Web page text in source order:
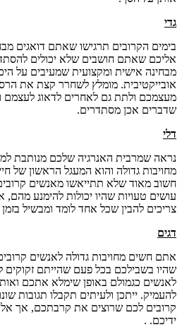
גדי
בימים הקרובים תרגישו שאתם דואגים
אליכם שאתם חושבים שלא יכולים
מבחינה אישית ומקצועית שמעיבים על
אובייקטיבית. מומלץ לשחרר קצת את
מעצמכם ולתת גם לאחרים לדאוג לעצמם
שדברים אכן מסתדרים.
דלי
נראה שמרבית האנרגיה שלכם מנותבת
מחויבות גדולה והוא המעגל הראשון של
חשוב מאוד שלא תתייאשו מאנשים
עושים טעויות שהיו יכולות להימנע
צריכים להבין שכל אחד לומד ומבשיל
דגים
אתם חשים מחויבות גדולה לאנשים
שהיו בשבילכם בכל פעם שהייתם זקוקים
לאנשים כגמולם באופן שימלא אתכם
להעמיק. ייתכן ולעיתים תקבלו תגובות
קרובים לכם שרוצים את קרבתכם, אך אל
ידיכם. .